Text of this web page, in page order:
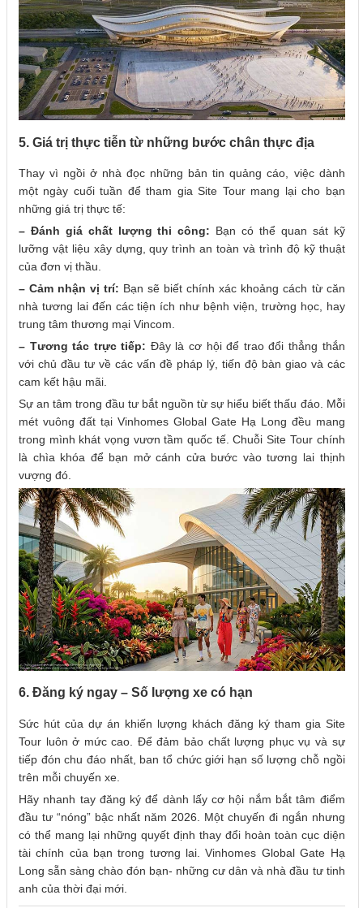
5. Giá trị thực tiễn từ những bước chân thực địa
Thay vì ngồi ở nhà đọc những bản tin quảng cáo, việc dành
một ngày cuối tuần để tham gia Site Tour mang lại cho bạn
những giá trị thực tế:
– Đánh giá chất lượng thi công: Bạn có thể quan sát kỹ
lưỡng vật liệu xây dựng, quy trình an toàn và trình độ kỹ thuật
của đơn vị thầu.
– Cảm nhận vị trí: Bạn sẽ biết chính xác khoảng cách từ căn
nhà tương lai đến các tiện ích như bệnh viện, trường học, hay
trung tâm thương mại Vincom.
– Tương tác trực tiếp: Đây là cơ hội để trao đổi thẳng thắn
với chủ đầu tư về các vấn đề pháp lý, tiến độ bàn giao và các
cam kết hậu mãi.
Sự an tâm trong đầu tư bắt nguồn từ sự hiểu biết thấu đáo. Mỗi
mét vuông đất tại Vinhomes Global Gate Hạ Long đều mang
trong mình khát vọng vươn tầm quốc tế. Chuỗi Site Tour chính
là chìa khóa để bạn mở cánh cửa bước vào tương lai thịnh
vượng đó.
6. Đăng ký ngay – Số lượng xe có hạn
Sức hút của dự án khiến lượng khách đăng ký tham gia Site
Tour luôn ở mức cao. Để đảm bảo chất lượng phục vụ và sự
tiếp đón chu đáo nhất, ban tổ chức giới hạn số lượng chỗ ngồi
trên mỗi chuyến xe.
Hãy nhanh tay đăng ký để dành lấy cơ hội nắm bắt tâm điểm
đầu tư “nóng” bậc nhất năm 2026. Một chuyến đi ngắn nhưng
có thể mang lại những quyết định thay đổi hoàn toàn cục diện
tài chính của bạn trong tương lai. Vinhomes Global Gate Hạ
Long sẵn sàng chào đón bạn- những cư dân và nhà đầu tư tinh
anh của thời đại mới.